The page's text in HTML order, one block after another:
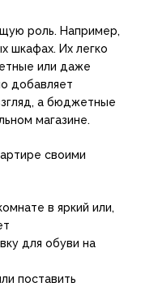
роль. Например,
шкафах. Их легко
или даже
добавляет
а бюджетные
магазине.
своими
в яркий или,
для обуви на
поставить